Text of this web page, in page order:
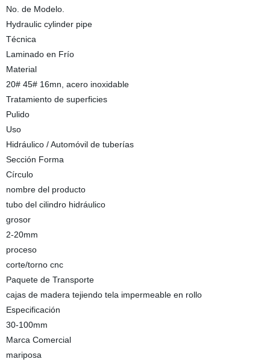
No. de Modelo.
Hydraulic cylinder pipe
Técnica
Laminado en Frío
Material
20# 45# 16mn, acero inoxidable
Tratamiento de superficies
Pulido
Uso
Hidráulico / Automóvil de tuberías
Sección Forma
Círculo
nombre del producto
tubo del cilindro hidráulico
grosor
2-20mm
proceso
corte/torno cnc
Paquete de Transporte
cajas de madera tejiendo tela impermeable en rollo
Especificación
30-100mm
Marca Comercial
mariposa